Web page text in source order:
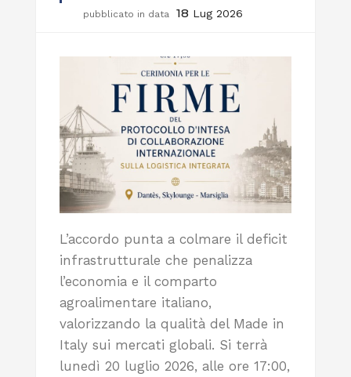
pubblicato in data 18 Lug 2026
L’accordo punta a colmare il deficit
infrastrutturale che penalizza
l’economia e il comparto
agroalimentare italiano,
valorizzando la qualità del Made in
Italy sui mercati globali. Si terrà
lunedì 20 luglio 2026, alle ore 17:00,